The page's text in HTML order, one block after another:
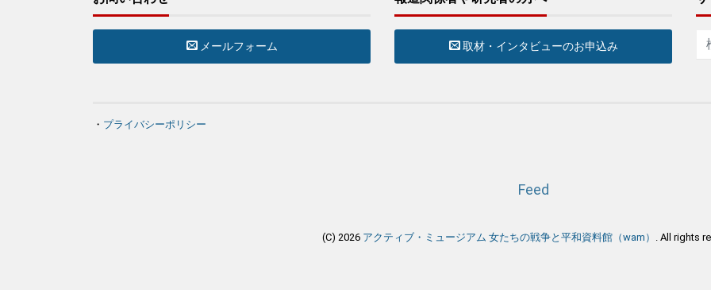
メールフォーム 取材・インタビューのお申込み
・ プライバシーポリシー
Feed
(C) 2026 アクティブ・ミュージアム 女たちの戦争と平和資料館（wam） . All rights